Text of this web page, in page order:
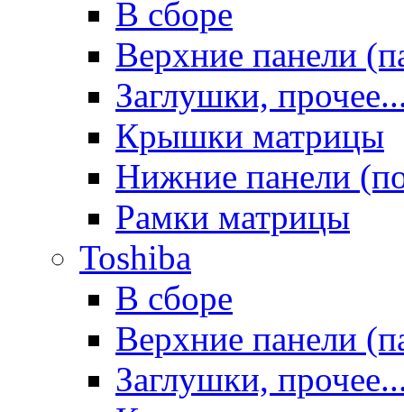
В сборе
Верхние панели
Заглушки,
Крышки матрицы
Нижние панели
Рамки матрицы
Toshiba
В сборе
Верхние панели
Заглушки,